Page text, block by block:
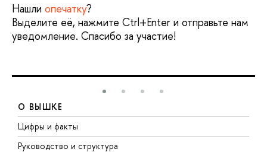
Нашли опечатку?
Выделите её, нажмите Ctrl+Enter и отправьте нам
уведомление. Спасибо за участие!
О ВЫШКЕ
Цифры и факты
Руководство и структура